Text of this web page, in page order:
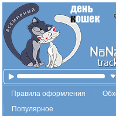
Правила оформления
Популярное